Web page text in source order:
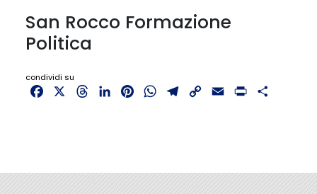
San Rocco Formazione
Politica
condividi su
FacebookThreadsLinkedInPinterestWhatsApp
Telegram
Copy Email Print